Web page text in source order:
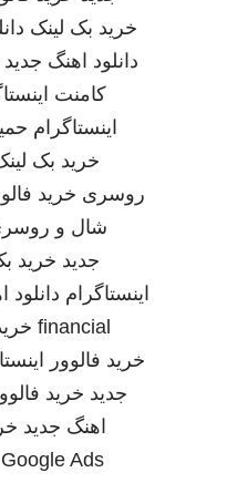
خرید بک لینک
دانلود اهنگ جدید
کامنت
اینستاگرام
خرید بک
روسری خرید
شال و
جدید خرید
اینستاگرام دانلود
financial
خرید فالوور
جدید خرید
اهنگ جدید
Ads